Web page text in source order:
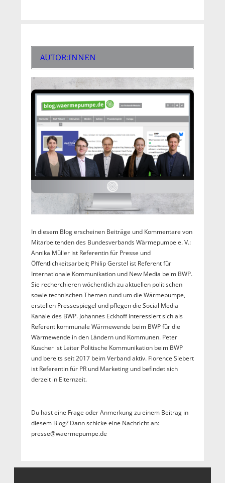
AUTOR:INNEN
In diesem Blog erscheinen Beiträge und Kommentare von
Mitarbeitenden des Bundesverbands Wärmepumpe e. V.:
Annika Müller ist Referentin für Presse und
Öffentlichkeitsarbeit; Philip Gerstel ist Referent für
Internationale Kommunikation und New Media beim BWP.
Sie recherchieren wöchentlich zu aktuellen politischen
sowie technischen Themen rund um die Wärmepumpe,
erstellen Pressespiegel und pflegen die Social Media
Kanäle des BWP. Johannes Eckhoff interessiert sich als
Referent kommunale Wärmewende beim BWP für die
Wärmewende in den Ländern und Kommunen. Peter
Kuscher ist Leiter Politische Kommunikation beim BWP
und bereits seit 2017 beim Verband aktiv. Florence Siebert
ist Referentin für PR und Marketing und befindet sich
derzeit in Elternzeit.
Du hast eine Frage oder Anmerkung zu einem Beitrag in
diesem Blog? Dann schicke eine Nachricht an:
presse@waermepumpe.de